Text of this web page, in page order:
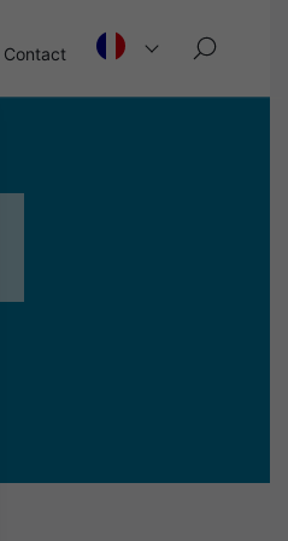
Contact